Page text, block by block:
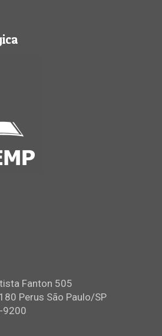
Fanton 505
Perus São Paulo/SP
9200